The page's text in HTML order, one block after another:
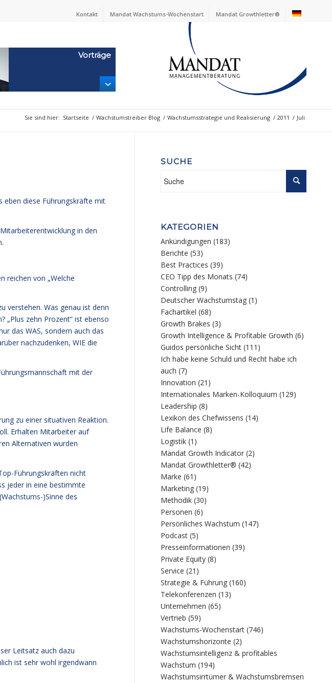
Kontakt Mandat Wachstums-Wochenstart Mandat Growthletter®
Vorträge
Sie sind hier: Startseite / Wachstumstreiber Blog / Wachstumsstrategie und Realisierung / 2011 / Juli
eben diese Führungskräfte mit
in den
reichen von „Welche
verstehen. Was genau ist denn
„Plus zehn Prozent“ ist ebenso
das WAS, sondern auch das
nachzudenken, WIE die
mit der
zu einer situativen Reaktion.
Erhalten Mitarbeiter auf
Alternativen wurden
Führungskräften nicht
jeder in eine bestimmte
)Sinne des
Leitsatz auch dazu
ist sehr wohl irgendwann
SUCHE
KATEGORIEN
Ankündigungen (183)
Berichte (53)
Best Practices (39)
CEO Tipp des Monats (74)
Controlling (9)
Deutscher Wachstumstag (1)
Fachartikel (68)
Growth Brakes (3)
Growth Intelligence & Profitable Growth (6)
Guidos persönliche Sicht (111)
Ich habe keine Schuld und Recht habe ich
auch (7)
Innovation (21)
Internationales Marken-Kolloquium (129)
Leadership (8)
Lexikon des Chefwissens (14)
Life Balance (8)
Logistik (1)
Mandat Growth Indicator (2)
Mandat Growthletter® (42)
Marke (61)
Marketing (19)
Methodik (30)
Personen (6)
Persönliches Wachstum (147)
Podcast (5)
Presseinformationen (39)
Private Equity (8)
Service (21)
Strategie & Führung (160)
Telekonferenzen (13)
Unternehmen (65)
Vertrieb (59)
Wachstums-Wochenstart (746)
Wachstumshorizonte (2)
Wachstumsintelligenz & profitables
Wachstum (194)
Wachstumsirrtümer & Wachstumsbremsen